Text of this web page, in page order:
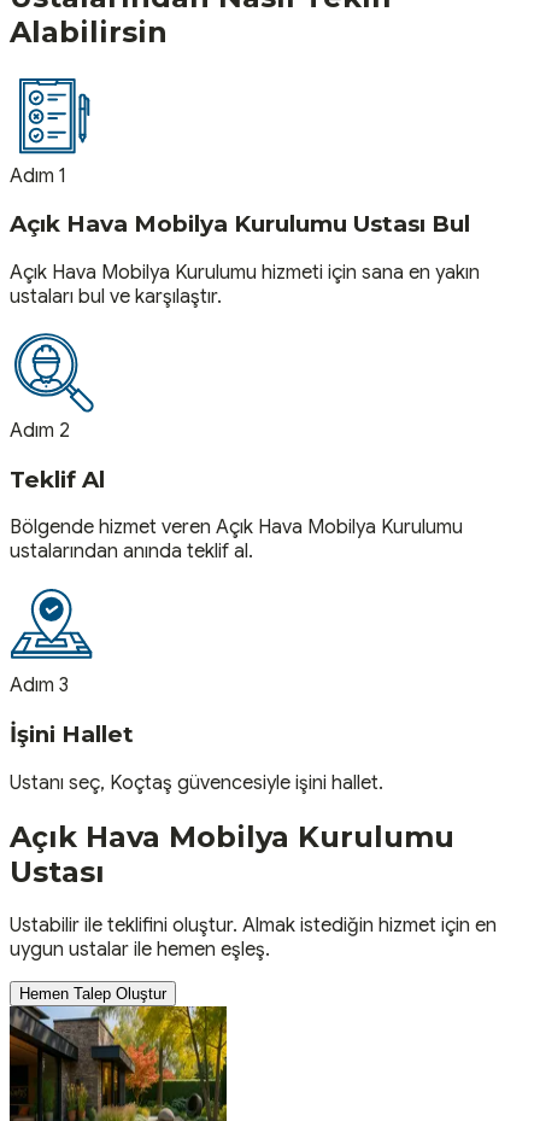
Alabilirsin
Adım 1
Açık Hava Mobilya Kurulumu Ustası Bul
Açık Hava Mobilya Kurulumu hizmeti için sana en yakın
ustaları bul ve karşılaştır.
Adım 2
Teklif Al
Bölgende hizmet veren Açık Hava Mobilya Kurulumu
ustalarından anında teklif al.
Adım 3
İşini Hallet
Ustanı seç, Koçtaş güvencesiyle işini hallet.
Açık Hava Mobilya Kurulumu
Ustası
Ustabilir ile teklifini oluştur. Almak istediğin hizmet için en
uygun ustalar ile hemen eşleş.
Hemen Talep Oluştur